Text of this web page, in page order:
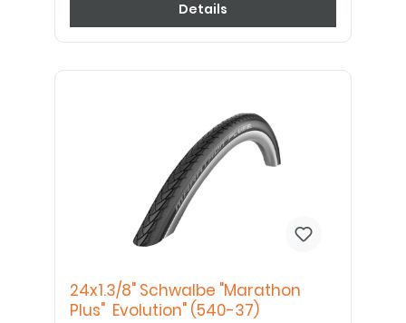
Details
24x1.3/8" Schwalbe "Marathon
Plus" Evolution" (540-37)